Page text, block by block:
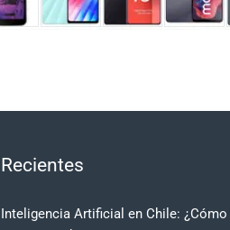
Recientes
Inteligencia Artificial en Chile: